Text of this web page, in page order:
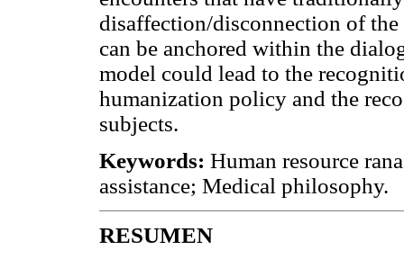
disaffection/disconnection of
can be anchored within the
model could lead to the
humanization policy and the
subjects.
Keywords: Human resource
assistance; Medical philosophy.
RESUMEN